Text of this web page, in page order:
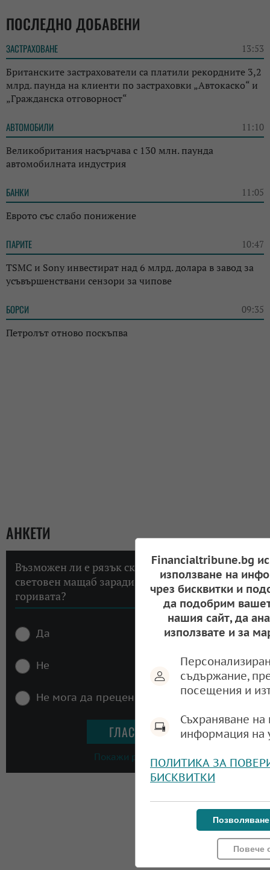
ПОСЛЕДНО ДОБАВЕНИ
ЗАСТРАХОВАНЕ 13:53
Британските застрахователи са платили рекордните 3,2
млрд. паунда на клиенти по застраховки „Автокаско“ и
„Гражданска отговорност“
АВТОМОБИЛИ 11:10
Великобритания насърчава с 130 млн. паунда
автомобилната индустрия
БАНКИ 11:05
Еврото със слабо понижение
ПАРИТЕ 10:47
TSMC и Sony инвестират над 6 млрд. долара в завод за
усъвършенствани сензори за чипове
БОРСИ 09:35
Петролът отново поскъпва
АНКЕТИ
Възможен ли е рязък скок на инфлацията в
световен мащаб заради високите цени на
горивата?
Да
Не
Не мога да преценя
Покажи резултати
Financialtribune.bg
използване на
чрез бисквитки и
да подобрим
нашия сайт, да
използвате и за
съдържание,
посещения и
Съхраняване
информация на
ПОЛИТИКА ЗА
БИСКВИТКИ
Повече